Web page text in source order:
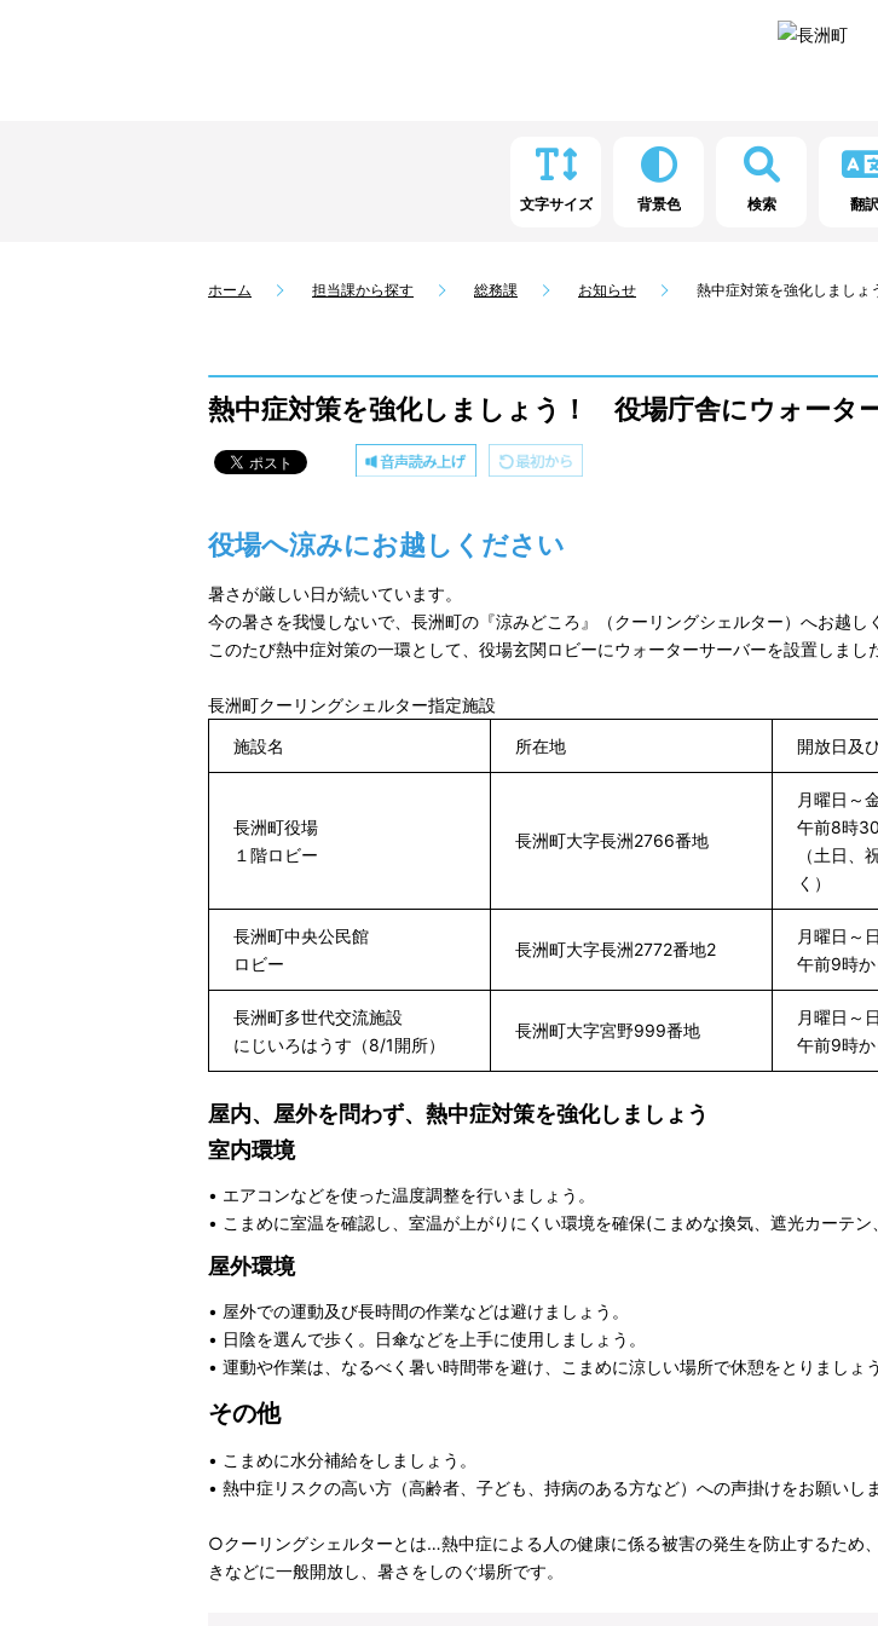
文字サイズ 背景色 検索 翻訳
ホーム 担当課から探す 総務課 お知らせ 熱中症対策を強化しまし
熱中症対策を強化しましょう！ 役場庁舎にウォータ
役場へ涼みにお越しください
暑さが厳しい日が続いています。
今の暑さを我慢しないで、長洲町の『涼みどころ』（クーリングシェルター）へお越し
このたび熱中症対策の一環として、役場玄関ロビーにウォーターサーバーを設置しまし
長洲町クーリングシェルター指定施設
施設名
所在地 開放日及
長洲町役場
１階ロビー
長洲町大字長洲2766番地
月曜日～
午前8時
（土日、
く）
長洲町中央公民館
ロビー
長洲町大字長洲2772番地2
月曜日～
午前9時
長洲町多世代交流施設
にじいろはうす（8/1開所）
長洲町大字宮野999番地
月曜日～
午前9時
屋内、屋外を問わず、熱中症対策を強化しましょう
室内環境
• エアコンなどを使った温度調整を行いましょう。
• こまめに室温を確認し、室温が上がりにくい環境を確保(こまめな換気、遮光カーテン
屋外環境
• 屋外での運動及び長時間の作業などは避けましょう。
• 日陰を選んで歩く。日傘などを上手に使用しましょう。
• 運動や作業は、なるべく暑い時間帯を避け、こまめに涼しい場所で休憩をとりましょう
その他
• こまめに水分補給をしましょう。
• 熱中症リスクの高い方（高齢者、子ども、持病のある方など）への声掛けをお願いしま
○クーリングシェルターとは…熱中症による人の健康に係る被害の発生を防止するため
きなどに一般開放し、暑さをしのぐ場所です。